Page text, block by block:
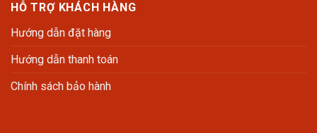
HỖ TRỢ KHÁCH HÀNG
Hướng dẫn đặt hàng
Hướng dẫn thanh toán
Chính sách bảo hành